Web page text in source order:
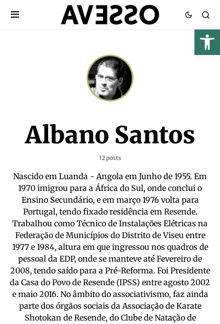
Albano Santos
12 posts
Nascido em Luanda - Angola em Junho de 1955. Em
1970 imigrou para a África do Sul, onde conclui o
Ensino Secundário, e em março 1976 volta para
Portugal, tendo fixado residência em Resende.
Trabalhou como Técnico de Instalações Elétricas na
Federação de Municípios do Distrito de Viseu entre
1977 e 1984, altura em que ingressou nos quadros de
pessoal da EDP, onde se manteve até Fevereiro de
2008, tendo saído para a Pré-Reforma. Foi Presidente
da Casa do Povo de Resende (IPSS) entre agosto 2002
e maio 2016. No âmbito do associativismo, faz ainda
parte dos órgãos sociais da Associação de Karate
Shotokan de Resende, do Clube de Natação de